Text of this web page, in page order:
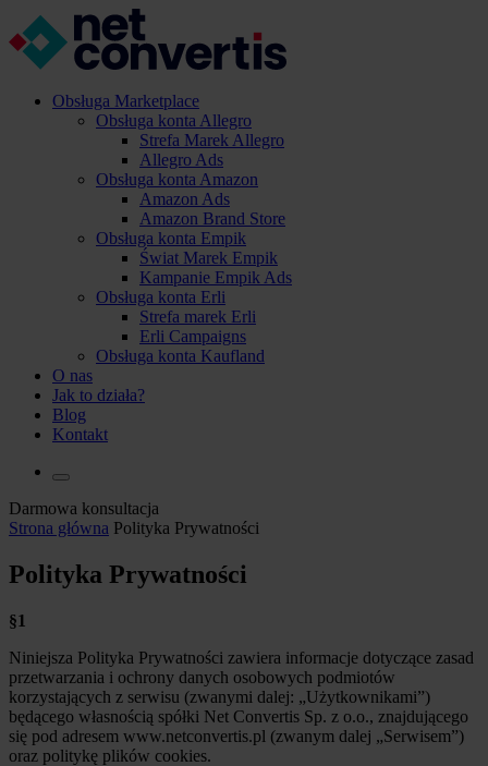
Obsługa Marketplace
Obsługa konta Allegro
Strefa Marek Allegro
Allegro Ads
Obsługa konta Amazon
Amazon Ads
Amazon Brand Store
Obsługa konta Empik
Świat Marek Empik
Kampanie Empik Ads
Obsługa konta Erli
Strefa marek Erli
Erli Campaigns
Obsługa konta Kaufland
O nas
Jak to działa?
Blog
Kontakt
Darmowa konsultacja
Strona główna Polityka Prywatności
Polityka Prywatności
§1
Niniejsza Polityka Prywatności zawiera informacje dotyczące zasad
przetwarzania i ochrony danych osobowych podmiotów
korzystających z serwisu (zwanymi dalej: „Użytkownikami”)
będącego własnością spółki Net Convertis Sp. z o.o., znajdującego
się pod adresem www.netconvertis.pl (zwanym dalej „Serwisem”)
oraz politykę plików cookies.